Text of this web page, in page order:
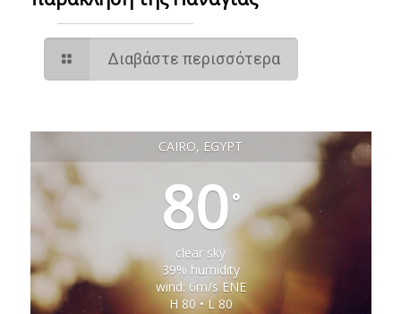
Διαβάστε περισσότερα
CAIRO, EGYPT
80°
clear sky
39% humidity
wind: 6m/s ENE
H 80 • L 80